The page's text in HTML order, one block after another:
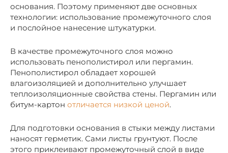
основания. Поэтому применяют две основных
технологии: использование промежуточного слоя
и послойное нанесение штукатурки.
В качестве промежуточного слоя можно
использовать пенополистирол или пергамин.
Пенополистирол обладает хорошей
влагоизоляцией и дополнительно улучшает
теплоизоляционные свойства стены. Пергамин или
битум-картон отличается низкой ценой.
Для подготовки основания в стыки между листами
наносят герметик. Сами листы грунтуют. После
этого приклеивают промежуточный слой в виде